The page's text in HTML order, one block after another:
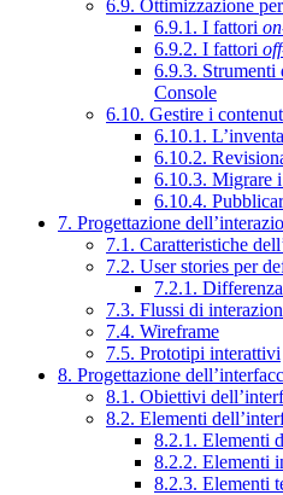
6.9. Ottimizzazione
6.9.1. I fattori
6.9.2. I fattori
6.9.3. Strumenti
Console
6.10. Gestire i
6.10.1.
6.10.2.
6.10.3. Migrare
6.10.4.
7. Progettazione
7.1. Caratteristiche
7.2. User stories per
7.2.1.
7.3. Flussi di
7.4. Wireframe
7.5. Prototipi interattivi
8. Progettazione
8.1. Obiettivi
8.2. Elementi
8.2.1. Elementi
8.2.2. Elementi
8.2.3. Elementi